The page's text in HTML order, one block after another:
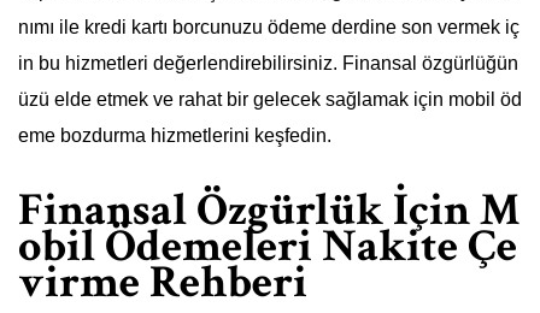
nımı ile kredi kartı borcunuzu ödeme derdine son vermek iç
in bu hizmetleri değerlendirebilirsiniz. Finansal özgürlüğün
üzü elde etmek ve rahat bir gelecek sağlamak için mobil öd
eme bozdurma hizmetlerini keşfedin.
Finansal Özgürlük İçin M
obil Ödemeleri Nakite Çe
virme Rehberi